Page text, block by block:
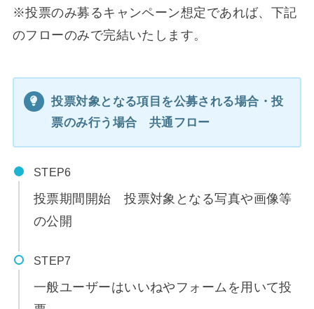
※投票のみ募るキャンペーン想定であれば、下記
のフローのみで完結いたします。
投票対象となる項目を公募される場合・投
票のみ行う場合 共通フロー
STEP
投票期間開始 投票対象となる写真や画像等
の公開
STEP
一般ユーザーはいいねやフォームを用いて投